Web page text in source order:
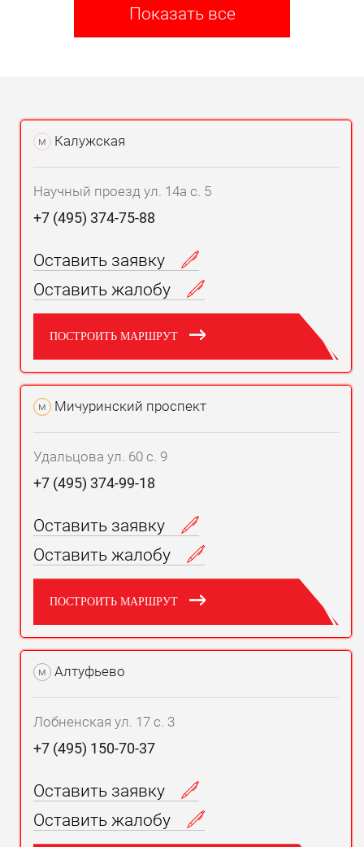
Показать все
м Калужская
Научный проезд ул. 14а с. 5
+7 (495) 374-75-88
Оставить заявку
Оставить жалобу
ПОСТРОИТЬ МАРШРУТ
м Мичуринский проспект
Удальцова ул. 60 с. 9
+7 (495) 374-99-18
Оставить заявку
Оставить жалобу
ПОСТРОИТЬ МАРШРУТ
м Алтуфьево
Лобненская ул. 17 с. 3
+7 (495) 150-70-37
Оставить заявку
Оставить жалобу